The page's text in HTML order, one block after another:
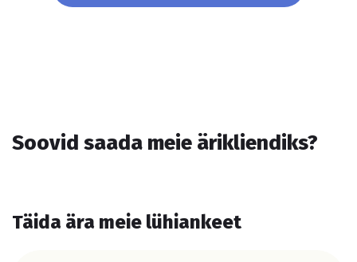
Soovid saada meie ärikliendiks?
Täida ära meie lühiankeet